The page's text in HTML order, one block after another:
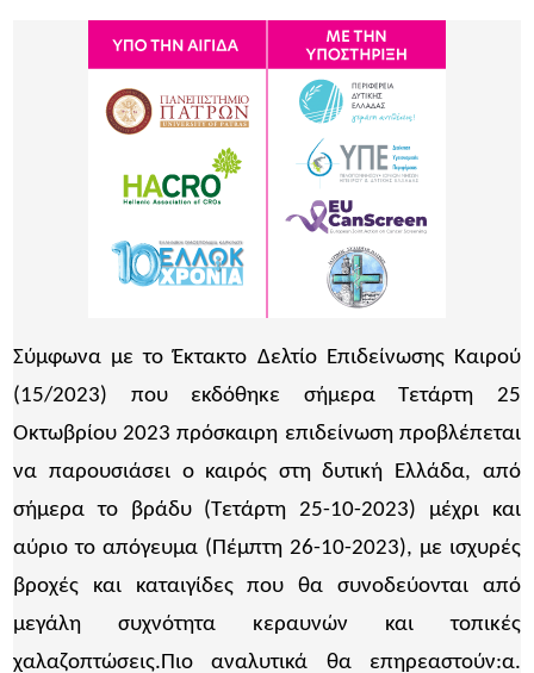
Σύμφωνα με το Έκτακτο Δελτίο Επιδείνωσης Καιρού
(15/2023) που εκδόθηκε σήμερα Τετάρτη 25
Οκτωβρίου 2023 πρόσκαιρη επιδείνωση προβλέπεται
να παρουσιάσει ο καιρός στη δυτική Ελλάδα, από
σήμερα το βράδυ (Τετάρτη 25-10-2023) μέχρι και
αύριο το απόγευμα (Πέμπτη 26-10-2023), με ισχυρές
βροχές και καταιγίδες που θα συνοδεύονται από
μεγάλη συχνότητα κεραυνών και τοπικές
χαλαζοπτώσεις.Πιο αναλυτικά θα επηρεαστούν:α.